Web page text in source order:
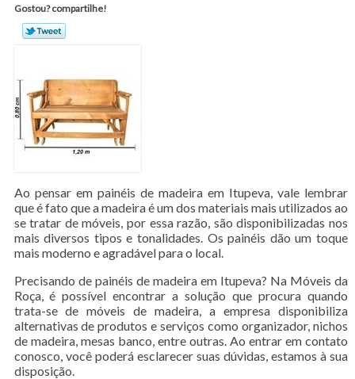
Gostou? compartilhe!
Ao pensar em painéis de madeira em Itupeva, vale lembrar
que é fato que a madeira é um dos materiais mais utilizados ao
se tratar de móveis, por essa razão, são disponibilizadas nos
mais diversos tipos e tonalidades. Os painéis dão um toque
mais moderno e agradável para o local.
Precisando de painéis de madeira em Itupeva? Na Móveis da
Roça, é possível encontrar a solução que procura quando
trata-se de móveis de madeira, a empresa disponibiliza
alternativas de produtos e serviços como organizador, nichos
de madeira, mesas banco, entre outras. Ao entrar em contato
conosco, você poderá esclarecer suas dúvidas, estamos à sua
disposição.